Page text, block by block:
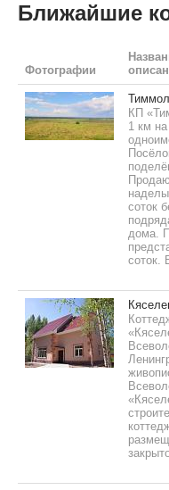
Ближайшие
Фотографии
КП
1 км на
соток
дома.
соток.